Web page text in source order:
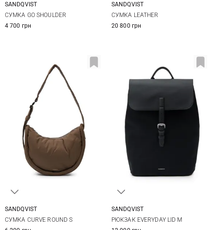
22Х16Х9СМ
SANDQVIST
СУМКА GO SHOULDER
4 700 грн
38Х26Х6СМ
SANDQVIST
СУМКА LEATHER
20 800 грн
26Х23Х14СМ
SANDQVIST
СУМКА CURVE ROUND S
25Х37Х13СМ
SANDQVIST
РЮКЗАК EVERYDAY LID M